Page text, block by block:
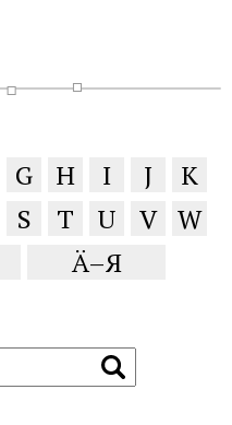
G H I J
K
S T U V W
Ä–Я